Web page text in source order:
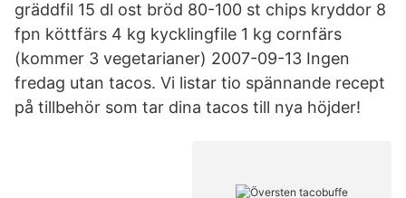
gräddfil 15 dl ost bröd 80-100 st chips kryddor 8
fpn köttfärs 4 kg kycklingfile 1 kg cornfärs
(kommer 3 vegetarianer) 2007-09-13 Ingen
fredag utan tacos. Vi listar tio spännande recept
på tillbehör som tar dina tacos till nya höjder!